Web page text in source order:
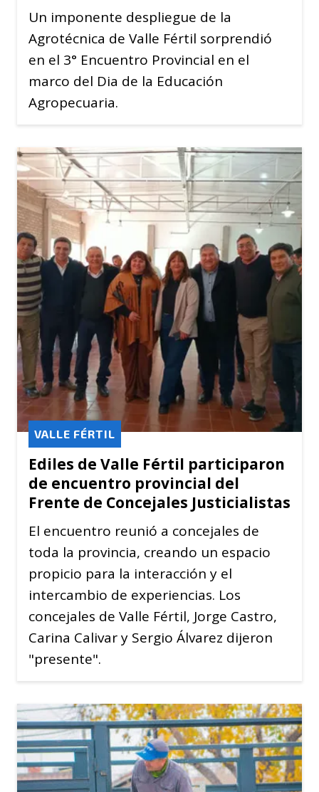
Un imponente despliegue de la
Agrotécnica de Valle Fértil sorprendió
en el 3° Encuentro Provincial en el
marco del Dia de la Educación
Agropecuaria.
Ediles de Valle Fértil participaron
de encuentro provincial del
Frente de Concejales Justicialistas
VALLE FÉRTIL
El encuentro reunió a concejales de
toda la provincia, creando un espacio
propicio para la interacción y el
intercambio de experiencias. Los
concejales de Valle Fértil, Jorge Castro,
Carina Calivar y Sergio Álvarez dijeron
"presente".